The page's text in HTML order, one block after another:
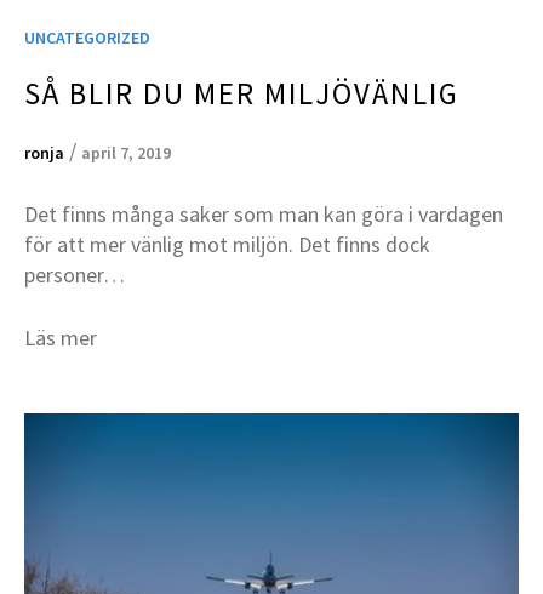
UNCATEGORIZED
SÅ BLIR DU MER MILJÖVÄNLIG
ronja / april 7, 2019
Det finns många saker som man kan göra i vardagen
för att mer vänlig mot miljön. Det finns dock
personer…
Läs mer